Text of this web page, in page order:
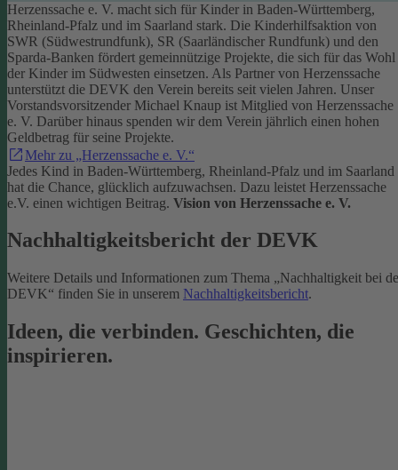
Herzenssache e. V. macht sich für Kinder in Baden-Württemberg,
Rheinland-Pfalz und im Saarland stark. Die Kinderhilfsaktion von
SWR (Südwestrundfunk), SR (Saarländischer Rundfunk) und den
Sparda-Banken fördert gemeinnützige Projekte, die sich für das Wohl
der Kinder im Südwesten einsetzen. Als Partner von Herzenssache
unterstützt die DEVK den Verein bereits seit vielen Jahren. Unser
Vorstandsvorsitzender Michael Knaup ist Mitglied von Herzenssache
e. V. Darüber hinaus spenden wir dem Verein jährlich einen hohen
Geldbetrag für seine Projekte.
Mehr zu „Herzenssache e. V.“
Jedes Kind in Baden-Württemberg, Rheinland-Pfalz und im Saarland
hat die Chance, glücklich aufzuwachsen. Dazu leistet Herzenssache
e.V. einen wichtigen Beitrag. Vision von Herzenssache e. V.
Nachhaltigkeitsbericht der DEVK
Weitere Details und Informationen zum Thema „Nachhaltigkeit bei
DEVK“ finden Sie in unserem Nachhaltigkeitsbericht.
Ideen, die verbinden. Geschichten, die
inspirieren.